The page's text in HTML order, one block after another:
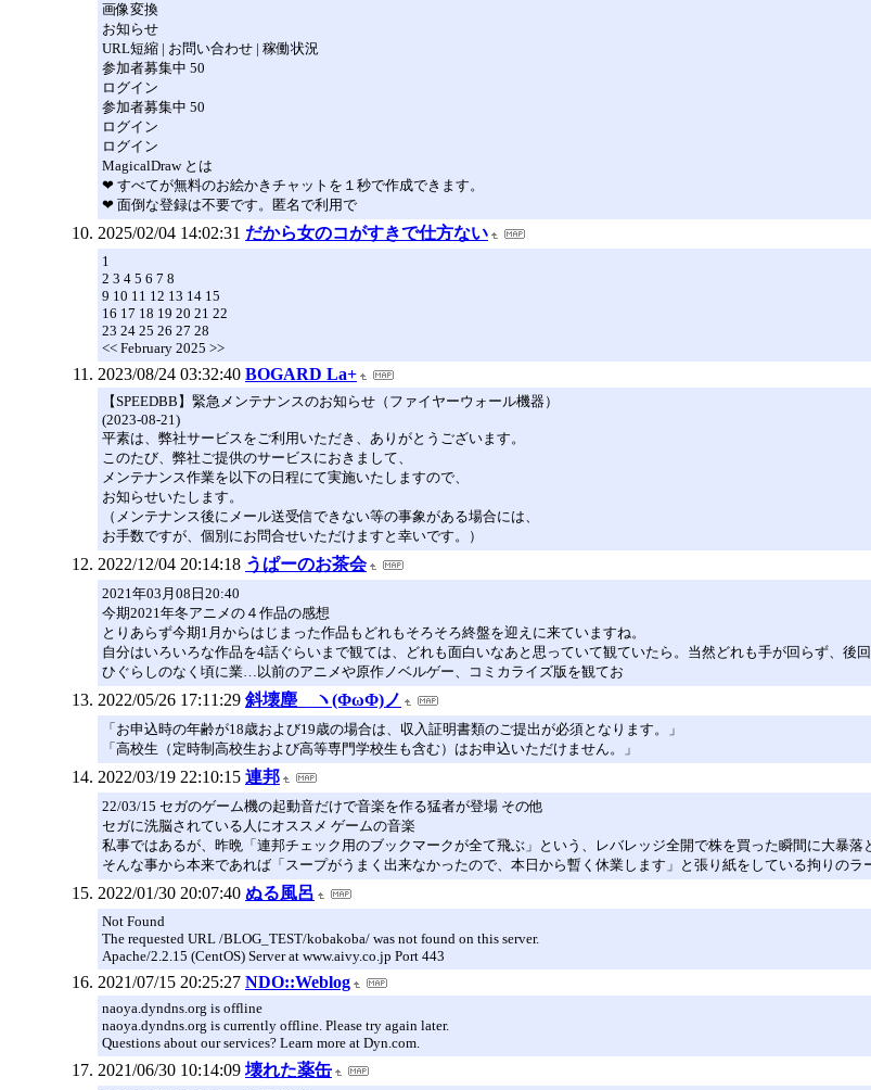
画像変換
お知らせ
URL短縮 | お問い合わせ | 稼働状況
参加者募集中 50
ログイン
参加者募集中 50
ログイン
ログイン
MagicalDraw とは
❤ すべてが無料のお絵かきチャットを１秒で作成できます。
❤ 面倒な登録は不要です。匿名で利用で
2025/02/04 14:02:31 だから女のコがすきで仕方ない
1
2 3 4 5 6 7 8
9 10 11 12 13 14 15
16 17 18 19 20 21 22
23 24 25 26 27 28
<< February 2025 >>
2023/08/24 03:32:40 BOGARD La+
【SPEEDBB】緊急メンテナンスのお知らせ（ファイヤーウォール機器）
(2023-08-21)
平素は、弊社サービスをご利用いただき、ありがとうございます。
このたび、弊社ご提供のサービスにおきまして、
メンテナンス作業を以下の日程にて実施いたしますので、
お知らせいたします。
（メンテナンス後にメール送受信できない等の事象がある場合には、
お手数ですが、個別にお問合せいただけますと幸いです。）
2022/12/04 20:14:18 うぱーのお茶会
2021年03月08日20:40
今期2021年冬アニメの４作品の感想
とりあらず今期1月からはじまった作品もどれもそろそろ終盤を迎えに来ていますね。
自分はいろいろな作品を4話ぐらいまで観ては、どれも面白いなあと思っていて観ていたら。当然どれも手が回らず、後
ひぐらしのなく頃に業…以前のアニメや原作ノベルゲー、コミカライズ版を観てお
2022/05/26 17:11:29 斜壊塵 ヽ(ΦωΦ)ノ
「お申込時の年齢が18歳および19歳の場合は、収入証明書類のご提出が必須となります。」
「高校生（定時制高校生および高等専門学校生も含む）はお申込いただけません。」
2022/03/19 22:10:15 連邦
22/03/15 セガのゲーム機の起動音だけで音楽を作る猛者が登場 その他
セガに洗脳されている人にオススメ ゲームの音楽
私事ではあるが、昨晩「連邦チェック用のブックマークが全て飛ぶ」という、レバレッジ全開で株を買った瞬間に大暴落
そんな事から本来であれば「スープがうまく出来なかったので、本日から暫く休業します」と張り紙をしている拘りのラ
2022/01/30 20:07:40 ぬる風呂
Not Found
The requested URL /BLOG_TEST/kobakoba/ was not found on this server.
Apache/2.2.15 (CentOS) Server at www.aivy.co.jp Port 443
2021/07/15 20:25:27 NDO::Weblog
naoya.dyndns.org is offline
naoya.dyndns.org is currently offline. Please try again later.
Questions about our services? Learn more at Dyn.com.
2021/06/30 10:14:09 壊れた薬缶